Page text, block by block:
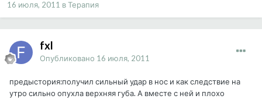
16 июля, 2011 вТерапия
fxl
Опубликовано 16 июля, 2011
предыстория:получил сильный удар в нос и как следствие на
утро сильно опухла верхняя губа. А вместе с ней и плохо